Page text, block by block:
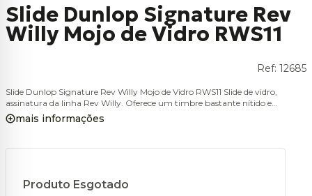
Slide Dunlop Signature Rev
Willy Mojo de Vidro RWS11
Ref: 12685
Slide Dunlop Signature Rev Willy Mojo de Vidro RWS11 Slide de vidro,
assinatura da linha Rev Willy. Oferece um timbre bastante nítido e
brilhante, além de uma extremidade superior apropriada para um ataque
mais nítido. É um slide autêntico Blues Bottle Mo-Jo Glass Slide.
mais informações
Produto Esgotado